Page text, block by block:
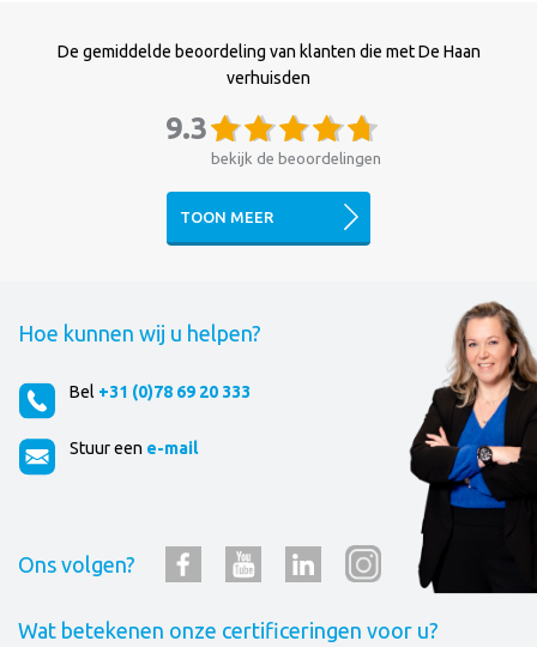
De gemiddelde beoordeling van klanten die met De Haan
verhuisden
bekijk de beoordelingen
9.3
TOON MEER
Hoe kunnen wij u helpen?
Bel +31 (0)78 69 20 333
Stuur een e-mail
Ons volgen?
Wat betekenen onze certificeringen voor u?